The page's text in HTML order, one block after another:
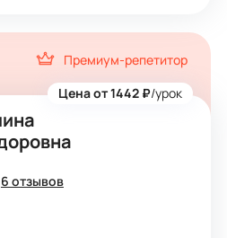
понятной.
в математике и
в своих знаниях!
Цена от 1442 ₽/урок
Премиум-репетитор
6 отзывов